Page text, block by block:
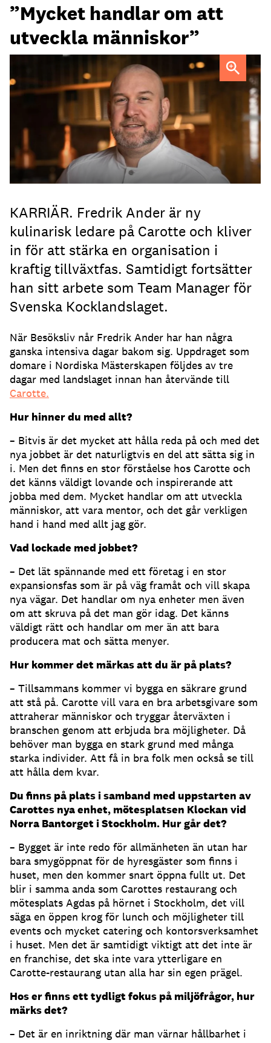
”Mycket handlar om att
utveckla människor”
FOTO: Carotte
KARRIÄR. Fredrik Ander är ny
kulinarisk ledare på Carotte och kliver
in för att stärka en organisation i
kraftig tillväxtfas. Samtidigt fortsätter
han sitt arbete som Team Manager för
Svenska Kocklandslaget.
När Besöksliv når Fredrik Ander har han några
ganska intensiva dagar bakom sig. Uppdraget som
domare i Nordiska Mästerskapen följdes av tre
dagar med landslaget innan han återvände till
Carotte.
Hur hinner du med allt?
– Bitvis är det mycket att hålla reda på och med det
nya jobbet är det naturligtvis en del att sätta sig in
i. Men det finns en stor förståelse hos Carotte och
det känns väldigt lovande och inspirerande att
jobba med dem. Mycket handlar om att utveckla
människor, att vara mentor, och det går verkligen
hand i hand med allt jag gör.
Vad lockade med jobbet?
– Det lät spännande med ett företag i en stor
expansionsfas som är på väg framåt och vill skapa
nya vägar. Det handlar om nya enheter men även
om att skruva på det man gör idag. Det känns
väldigt rätt och handlar om mer än att bara
producera mat och sätta menyer.
Hur kommer det märkas att du är på plats?
– Tillsammans kommer vi bygga en säkrare grund
att stå på. Carotte vill vara en bra arbetsgivare som
attraherar människor och tryggar återväxten i
branschen genom att erbjuda bra möjligheter. Då
behöver man bygga en stark grund med många
starka individer. Att få in bra folk men också se till
att hålla dem kvar.
Du finns på plats i samband med uppstarten av
Carottes nya enhet, mötesplatsen Klockan vid
Norra Bantorget i Stockholm. Hur går det?
– Bygget är inte redo för allmänheten än utan har
bara smygöppnat för de hyresgäster som finns i
huset, men den kommer snart öppna fullt ut. Det
blir i samma anda som Carottes restaurang och
mötesplats Agdas på hörnet i Stockholm, det vill
säga en öppen krog för lunch och möjligheter till
events och mycket catering och kontorsverksamhet
i huset. Men det är samtidigt viktigt att det inte är
en franchise, det ska inte vara ytterligare en
Carotte-restaurang utan alla har sin egen prägel.
Hos er finns ett tydligt fokus på miljöfrågor, hur
märks det?
– Det är en inriktning där man värnar hållbarhet i